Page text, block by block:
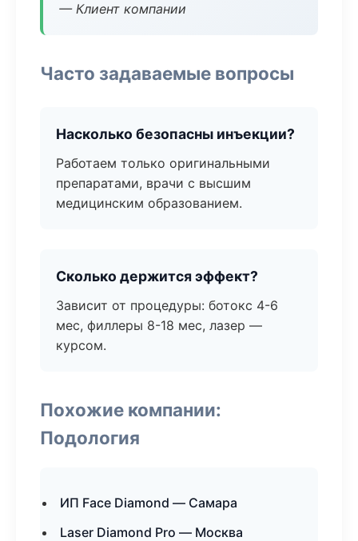
— Клиент компании
Часто задаваемые вопросы
Насколько безопасны инъекции?
Работаем только оригинальными
препаратами, врачи с высшим
медицинским образованием.
Сколько держится эффект?
Зависит от процедуры: ботокс 4-6
мес, филлеры 8-18 мес, лазер —
курсом.
Похожие компании:
Подология
ИП Face Diamond — Самара
Laser Diamond Pro — Москва